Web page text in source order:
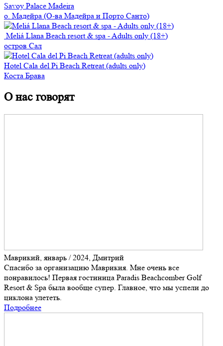
Savoy Palace Madeira
о. Мадейра (О-ва Мадейра и Порто Санто)
Meliá Llana Beach resort & spa - Adults only (18+)
остров Сал
Hotel Cala del Pi Beach Retreat (adults only)
Коста Брава
О нас говорят
Маврикий, январь / 2024, Дмитрий
Спасибо за организацию Маврикия. Мне очень все
понравилось! Первая гостиница Paradis Beachcomber Golf
Resort & Spa была вообще супер. Главное, что мы успели до
циклона улететь.
Подробнее